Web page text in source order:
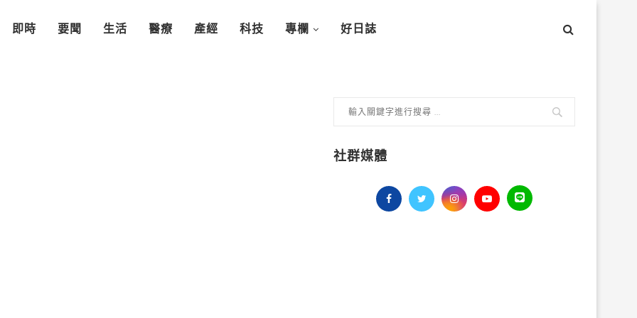
即時 要聞 生活 醫療 產經 科技 專欄 好日誌
社群媒體